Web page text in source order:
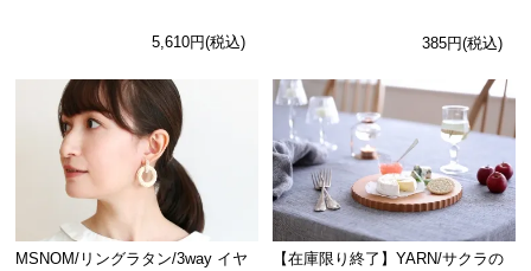
5,610円(税込) 385円(税込)
MSNOM/リングラタン/3way イヤ
【在庫限り終了】YARN/サクラの